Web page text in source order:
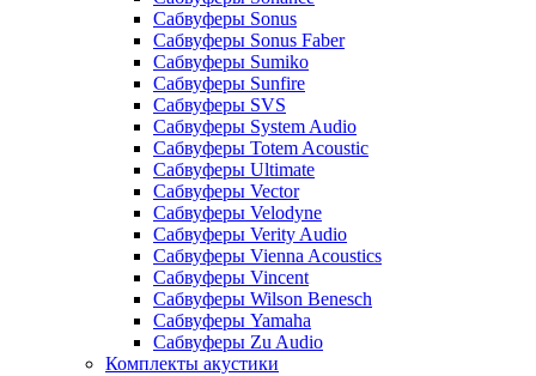
Сабвуферы Sonus
Сабвуферы Sonus Faber
Сабвуферы Sumiko
Сабвуферы Sunfire
Сабвуферы SVS
Сабвуферы System Audio
Сабвуферы Totem Acoustic
Сабвуферы Ultimate
Сабвуферы Vector
Сабвуферы Velodyne
Сабвуферы Verity Audio
Сабвуферы Vienna Acoustics
Сабвуферы Vincent
Сабвуферы Wilson Benesch
Сабвуферы Yamaha
Сабвуферы Zu Audio
Комплекты акустики